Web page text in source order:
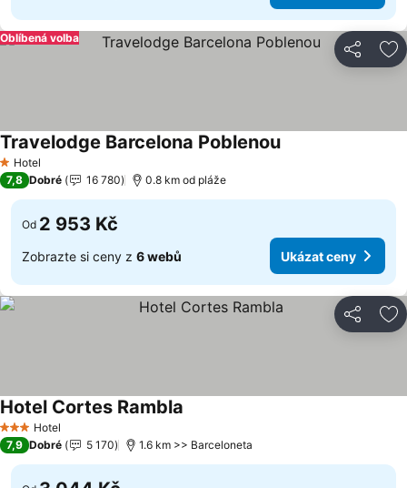
Sdílet
Oblíbená volba
1 Počet hvězdiček
Hotel
Travelodge Barcelona Poblenou
7,8 Dobré 16 780 0.8 km od pláže
Od 2 953 Kč
Zobrazte si ceny z 6 webů Ukázat ceny
Sdílet
3 Počet hvězdiček
Hotel
Hotel Cortes Rambla
7,9 Dobré 5 170 1.6 km >> Barceloneta